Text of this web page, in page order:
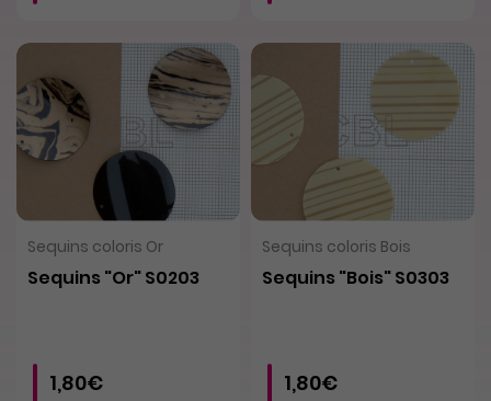
VOIR LE PRODUIT
Sequins coloris Or
Sequins "Or" S0203
1,80€
VOIR LE PRODUIT
Sequins coloris Bois
Sequins "Bois" S0303
1,80€